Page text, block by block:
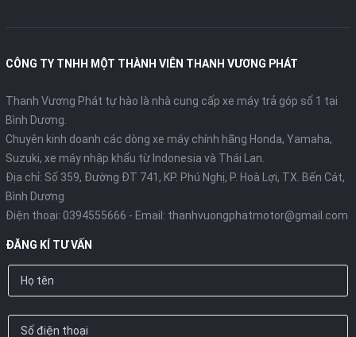
CÔNG TY TNHH MỘT THÀNH VIÊN THANH VƯƠNG PHÁT
Thanh Vương Phát tự hào là nhà cung cấp xe máy trả góp số 1 tại
Bình Dương.
Chuyên kinh doanh các dòng xe máy chính hãng Honda, Yamaha,
Suzuki, xe máy nhập khẩu từ Indonesia và Thái Lan.
Địa chỉ: Số 359, Đường ĐT 741, KP. Phú Nghị, P. Hoà Lợi, TX. Bến Cát,
Bình Dương
Điện thoại: 0394555666 - Email: thanhvuongphatmotor@gmail.com
ĐĂNG KÍ TƯ VẤN